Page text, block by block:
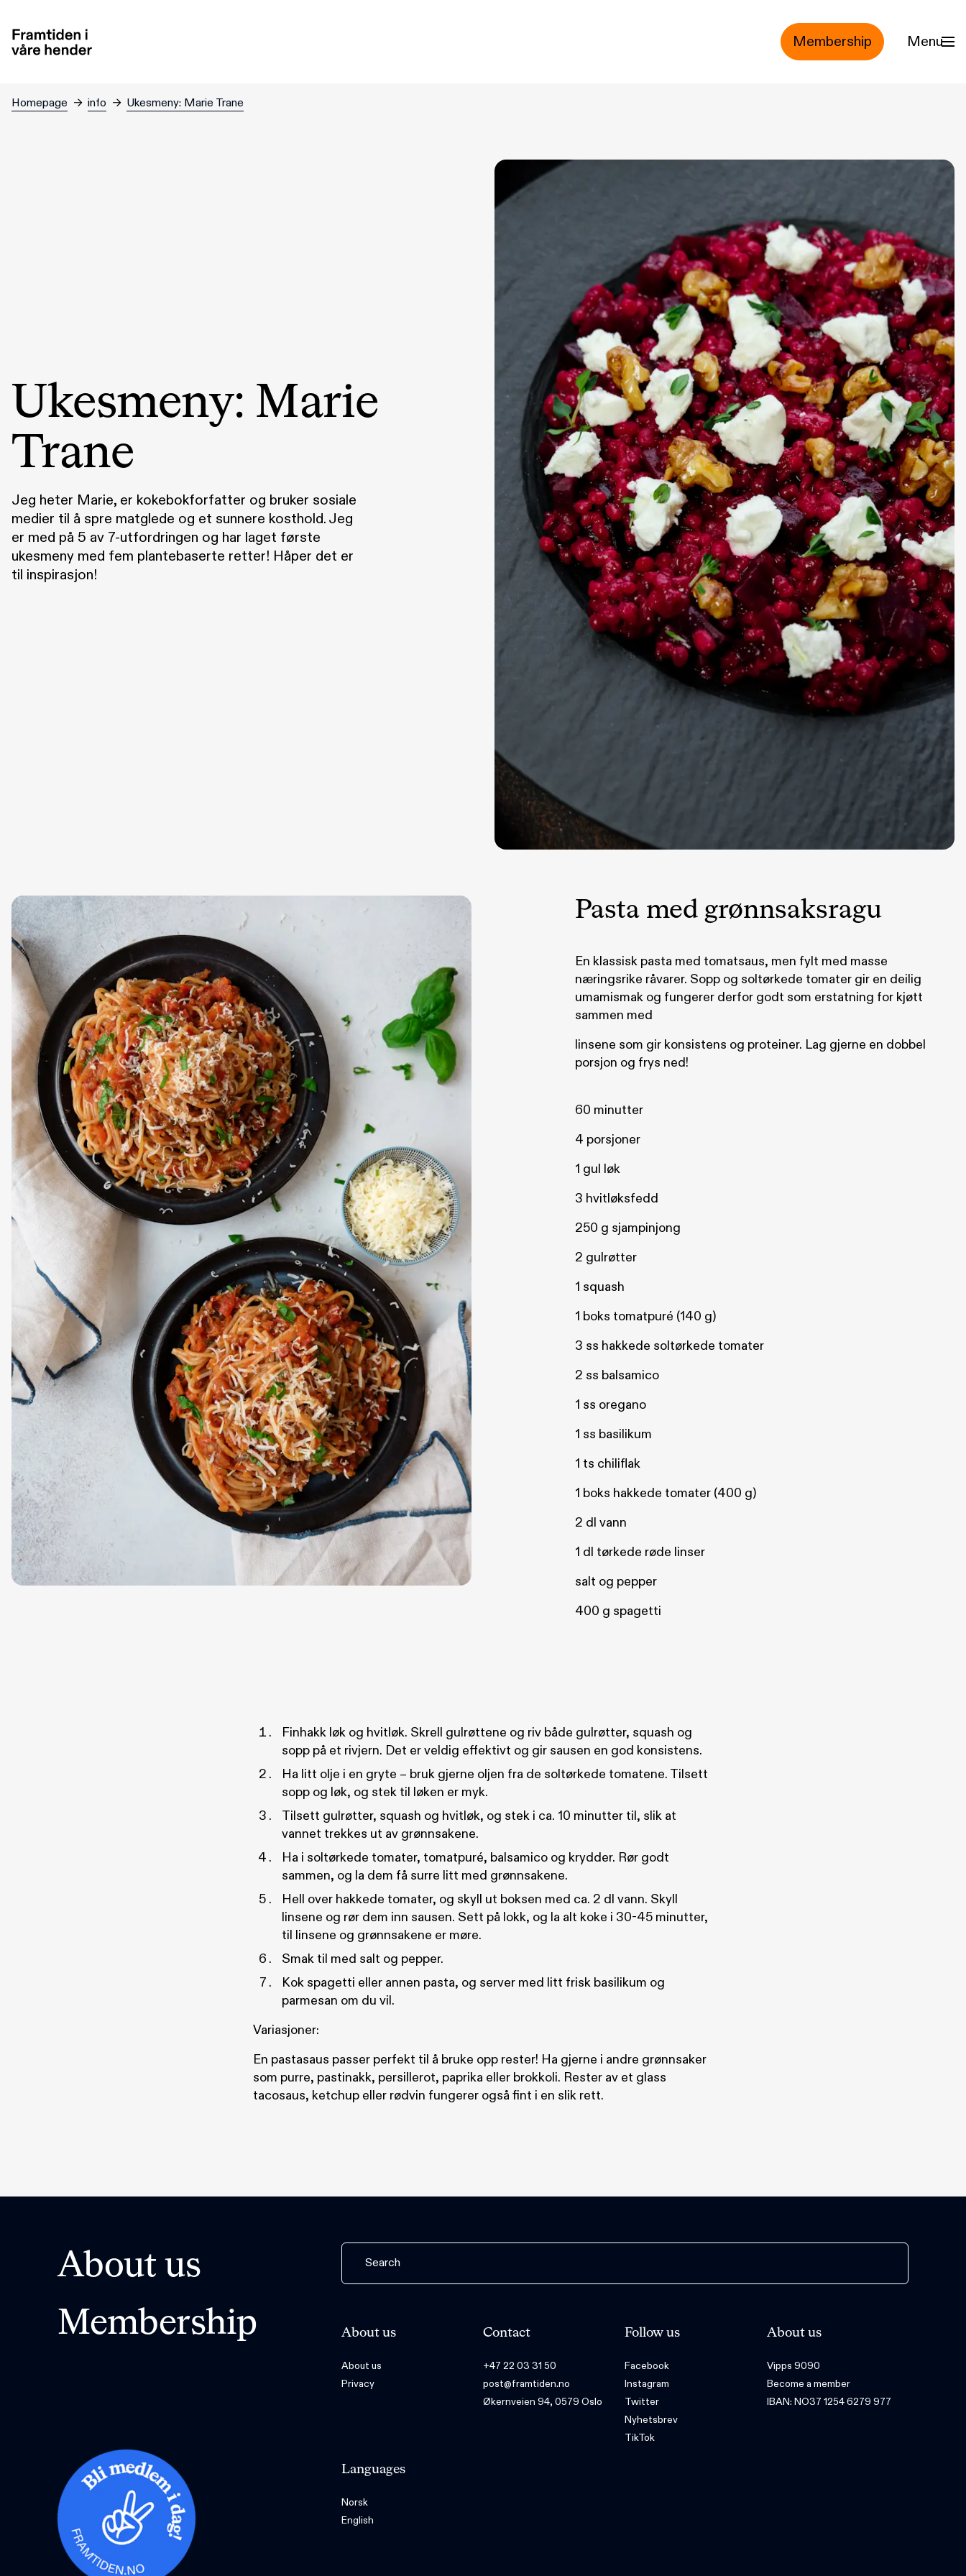
Membership Menu
Homepage → info → Ukesmeny: Marie Trane
Ukesmeny: Marie
Trane
Jeg heter Marie, er kokebokforfatter og bruker sosiale
medier til å spre matglede og et sunnere kosthold. Jeg
er med på 5 av 7-utfordringen og har laget første
ukesmeny med fem plantebaserte retter! Håper det er
til inspirasjon!
Pasta med grønnsaksragu
En klassisk pasta med tomatsaus, men fylt med masse
næringsrike råvarer. Sopp og soltørkede tomater gir en deilig
umamismak og fungerer derfor godt som erstatning for kjøtt
sammen med
linsene som gir konsistens og proteiner. Lag gjerne en dobbel
porsjon og frys ned!
60 minutter
4 porsjoner
1 gul løk
3 hvitløksfedd
250 g sjampinjong
2 gulrøtter
1 squash
1 boks tomatpuré (140 g)
3 ss hakkede soltørkede tomater
2 ss balsamico
1 ss oregano
1 ss basilikum
1 ts chiliflak
1 boks hakkede tomater (400 g)
2 dl vann
1 dl tørkede røde linser
salt og pepper
400 g spagetti
Finhakk løk og hvitløk. Skrell gulrøttene og riv både gulrøtter, squash og
sopp på et rivjern. Det er veldig effektivt og gir sausen en god konsistens.
Ha litt olje i en gryte – bruk gjerne oljen fra de soltørkede tomatene. Tilsett
sopp og løk, og stek til løken er myk.
Tilsett gulrøtter, squash og hvitløk, og stek i ca. 10 minutter til, slik at
vannet trekkes ut av grønnsakene.
Ha i soltørkede tomater, tomatpuré, balsamico og krydder. Rør godt
sammen, og la dem få surre litt med grønnsakene.
Hell over hakkede tomater, og skyll ut boksen med ca. 2 dl vann. Skyll
linsene og rør dem inn sausen. Sett på lokk, og la alt koke i 30-45 minutter,
til linsene og grønnsakene er møre.
Smak til med salt og pepper.
Kok spagetti eller annen pasta, og server med litt frisk basilikum og
parmesan om du vil.
Variasjoner:
En pastasaus passer perfekt til å bruke opp rester! Ha gjerne i andre grønnsaker
som purre, pastinakk, persillerot, paprika eller brokkoli. Rester av et glass
tacosaus, ketchup eller rødvin fungerer også fint i en slik rett.
About us
Membership
About us
About us
Privacy
Contact
+47 22 03 31 50
post@framtiden.no
Økernveien 94, 0579 Oslo
Follow us
Facebook
Instagram
Twitter
Nyhetsbrev
TikTok
About us
Vipps 9090
Become a member
IBAN: NO37 1254 6279 977
Languages
Norsk
English